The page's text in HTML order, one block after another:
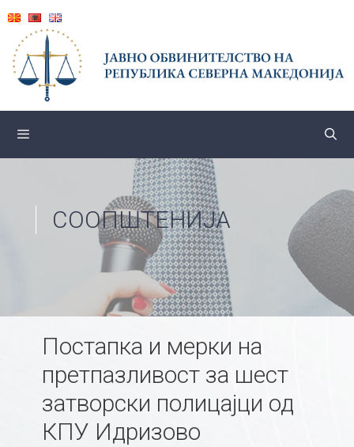
content
СООПШТЕНИЈА
Постапка и мерки на
претпазливост за шест
затворски полицајци од
КПУ Идризово